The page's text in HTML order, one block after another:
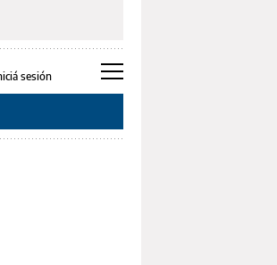
sesión